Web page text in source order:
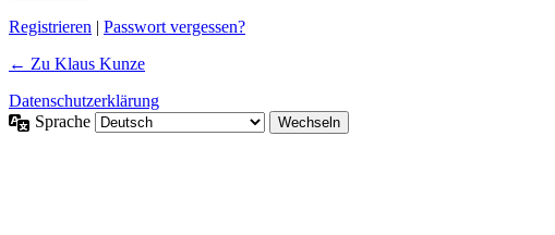
Registrieren | Passwort vergessen?
← Zu Klaus Kunze
Datenschutzerklärung
Sprache